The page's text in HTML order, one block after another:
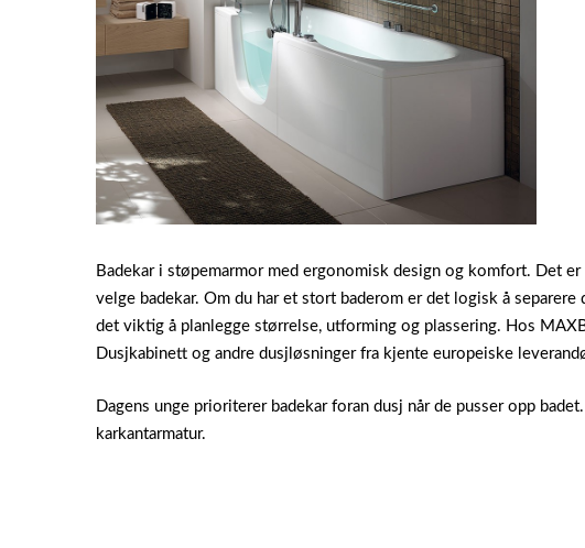
Badekar i støpemarmor med ergonomisk design og komfort. Det
velge badekar. Om du har et stort baderom er det logisk å
det viktig å planlegge størrelse, utforming og plassering. Hos
Dusjkabinett og andre dusjløsninger fra kjente europeiske
Dagens unge prioriterer badekar foran dusj når de pusser opp
karkantarmatur.